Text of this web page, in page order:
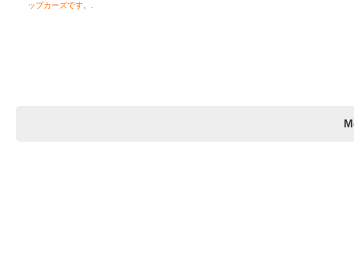
ップカーズです。.